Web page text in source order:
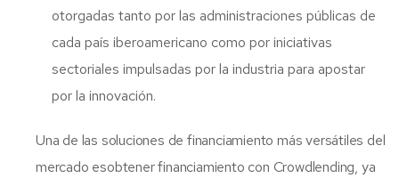
otorgadas tanto por las administraciones públicas de
cada país iberoamericano como por iniciativas
sectoriales impulsadas por la industria para apostar
por la innovación.
Una de las soluciones de financiamiento más versátiles del
mercado esobtener financiamiento con Crowdlending, ya